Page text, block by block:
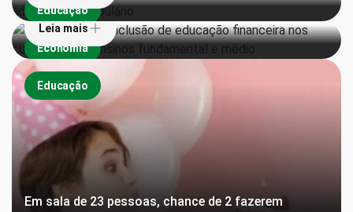
Educação
Economia
Leia mais
Educação
Em sala de 23 pessoas, chance de 2 fazerem